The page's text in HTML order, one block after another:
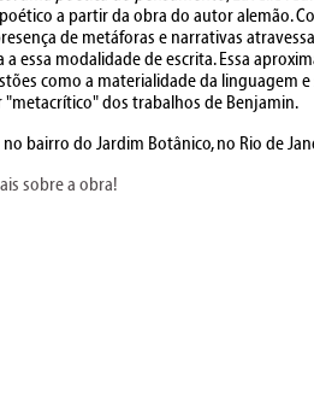
a partir da obra do autor alemão.
de metáforas e narrativas
essa modalidade de escrita. Essa
como a materialidade da linguagem e
"metacrítico" dos trabalhos de Benjamin.
bairro do Jardim Botânico, no Rio de
sobre a obra!